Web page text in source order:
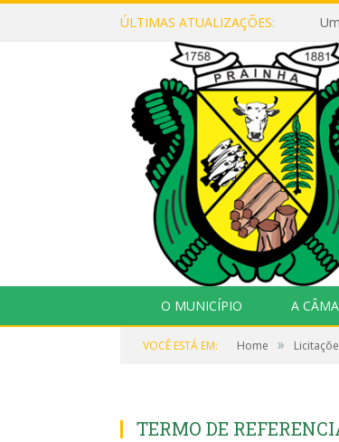
ÚLTIMAS ATUALIZAÇÕES:
O MUNICÍPIO A
VOCÊ ESTÁ EM: Home »
TERMO DE